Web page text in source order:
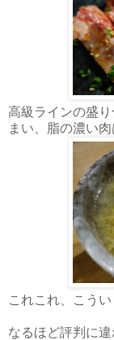
高級ラインの盛
まい、脂の濃い
これこれ、こう
なるほど評判に